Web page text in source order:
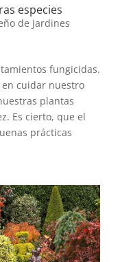
especies
de Jardines
fungicidas.
en cuidar nuestro
plantas
Es cierto, que el
prácticas